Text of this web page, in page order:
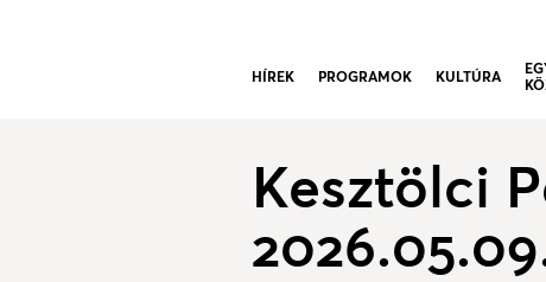
HÍREK PROGRAMOK KULTÚRA
Kesztölci